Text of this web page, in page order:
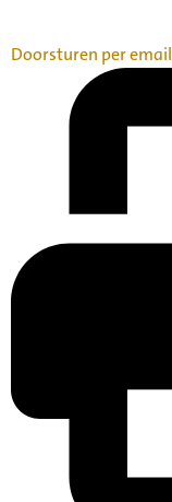
Doorsturen per email